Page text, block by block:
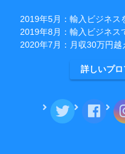
2019年5月：輸入ビジネス
2019年8月：輸入ビジネス
2020年7月：月収30万円越
詳しいプ